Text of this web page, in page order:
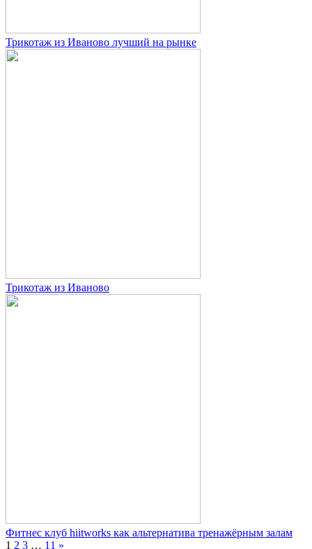
Трикотаж из Иваново лучший на рынке
Трикотаж из Иваново
Фитнес клуб hiitworks как альтернатива тренажёрным залам
1 2 3 … 11 »